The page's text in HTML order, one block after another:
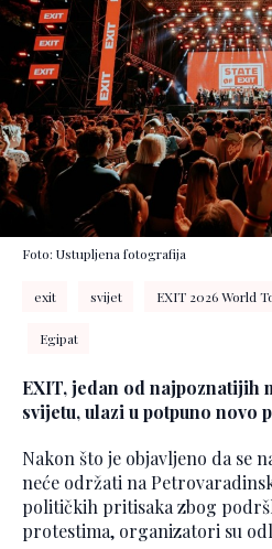
Foto: Ustupljena fotografija
exit svijet EXIT 2026 World
Egipat
EXIT, jedan od najpoznatijih
svijetu, ulazi u potpuno novo
Nakon što je objavljeno da se
neće održati na
političkih pritisaka zbog
protestima, organizatori su